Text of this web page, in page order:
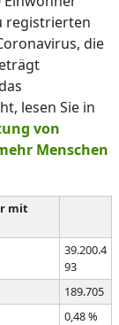
registrierten
die
lesen Sie in
von
Menschen
mit
39.200.4
93
189.705
0,48 %